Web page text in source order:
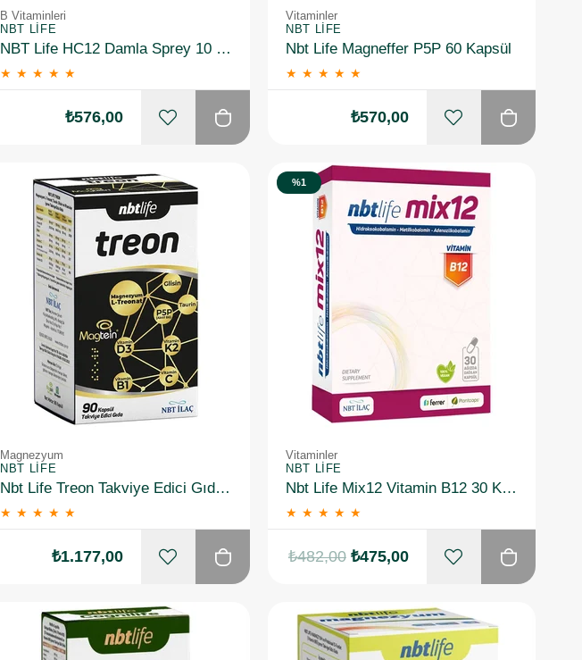
B Vitaminleri
NBT LIFE
NBT Life HC12 Damla Sprey 10 ml
★ ★ ★ ★ ★
₺576,00
Vitaminler
NBT LIFE
Nbt Life Magneffer P5P 60 Kapsül
★ ★ ★ ★ ★
₺570,00
Magnezyum
NBT LIFE
Nbt Life Treon Takviye Edici Gıda 90 Kapsül
★ ★ ★ ★ ★
₺1.177,00
Vitaminler
NBT LIFE
Nbt Life Mix12 Vitamin B12 30 Kapsül
★ ★ ★ ★ ★
%1
₺475,00
₺482,00